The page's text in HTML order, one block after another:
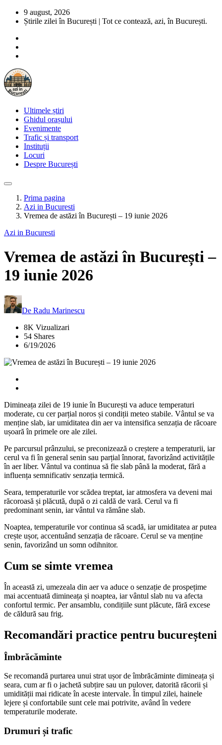
9 august, 2026
Știrile zilei în București | Tot ce contează, azi, în București.
Ultimele știri
Ghidul orașului
Evenimente
Trafic și transport
Instituții
Locuri
Despre București
Prima pagina
Azi in Bucuresti
Vremea de astăzi în București – 19 iunie 2026
Azi in Bucuresti
Vremea de astăzi în București –
19 iunie 2026
De Radu Marinescu
8K Vizualizari
54 Shares
6/19/2026
Dimineața zilei de 19 iunie în București va aduce temperaturi
moderate, cu cer parțial noros și condiții meteo stabile. Vântul se va
menține slab, iar umiditatea din aer va intensifica senzația de răcoare
ușoară în primele ore ale zilei.
Pe parcursul prânzului, se preconizează o creștere a temperaturii, iar
cerul va fi în general senin sau parțial înnorat, favorizând activitățile
în aer liber. Vântul va continua să fie slab până la moderat, fără a
influența semnificativ senzația termică.
Seara, temperaturile vor scădea treptat, iar atmosfera va deveni mai
răcoroasă și plăcută, după o zi caldă de vară. Cerul va fi
predominant senin, iar vântul va rămâne slab.
Noaptea, temperaturile vor continua să scadă, iar umiditatea ar putea
crește ușor, accentuând senzația de răcoare. Cerul se va menține
senin, favorizând un somn odihnitor.
Cum se simte vremea
În această zi, umezeala din aer va aduce o senzație de prospețime
mai accentuată dimineața și noaptea, iar vântul slab nu va afecta
confortul termic. Per ansamblu, condițiile sunt plăcute, fără excese
de căldură sau frig.
Recomandări practice pentru bucureșteni
Îmbrăcăminte
Se recomandă purtarea unui strat ușor de îmbrăcăminte dimineața și
seara, cum ar fi o jachetă subțire sau un pulover, datorită răcorii și
umidității mai ridicate în aceste intervale. În timpul zilei, hainele
lejere și confortabile sunt cele mai potrivite, având în vedere
temperaturile moderate.
Drumuri și trafic